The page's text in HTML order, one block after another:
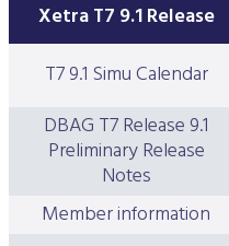
Xetra T7 9.1 Release
T7 9.1 Simu Calendar
DBAG T7 Release 9.1
Preliminary Release
Notes
Member information